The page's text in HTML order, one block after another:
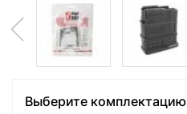
Выберите комплектацию